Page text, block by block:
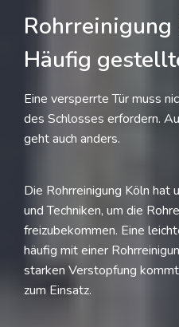
Rohrreinigung
Häufig
Eine versperrte Tür muss
des Schlosses erfordern.
geht auch anders.
Die Rohrreinigung Köln hat
und Techniken, um die
freizubekommen. Eine
häufig mit einer
starken Verstopfung
zum Einsatz.